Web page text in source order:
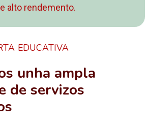
alto rendemento.
EDUCATIVA
unha ampla
de servizos